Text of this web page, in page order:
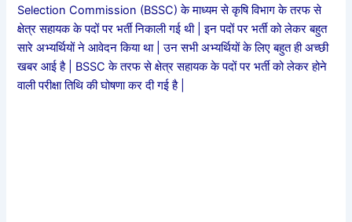
Selection Commission (BSSC) के माध्यम से कृषि विभाग के तरफ से
क्षेत्र सहायक के पदों पर भर्ती निकाली गई थी | इन पदों पर भर्ती को लेकर बहुत
सारे अभ्यर्थियों ने आवेदन किया था | उन सभी अभ्यर्थियों के लिए बहुत ही अच्छी
खबर आई है | BSSC के तरफ से क्षेत्र सहायक के पदों पर भर्ती को लेकर होने
वाली परीक्षा तिथि की घोषणा कर दी गई है |